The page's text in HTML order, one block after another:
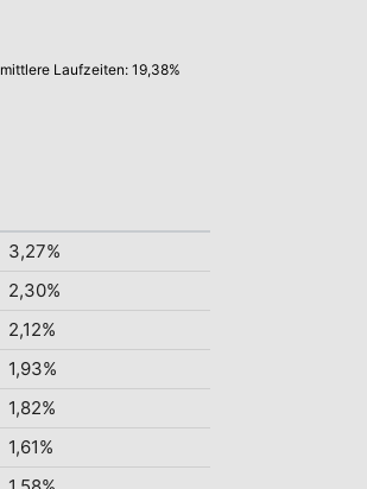
mittlere Laufzeiten: 19,38%
3,27%
2,30%
2,12%
1,93%
1,82%
1,61%